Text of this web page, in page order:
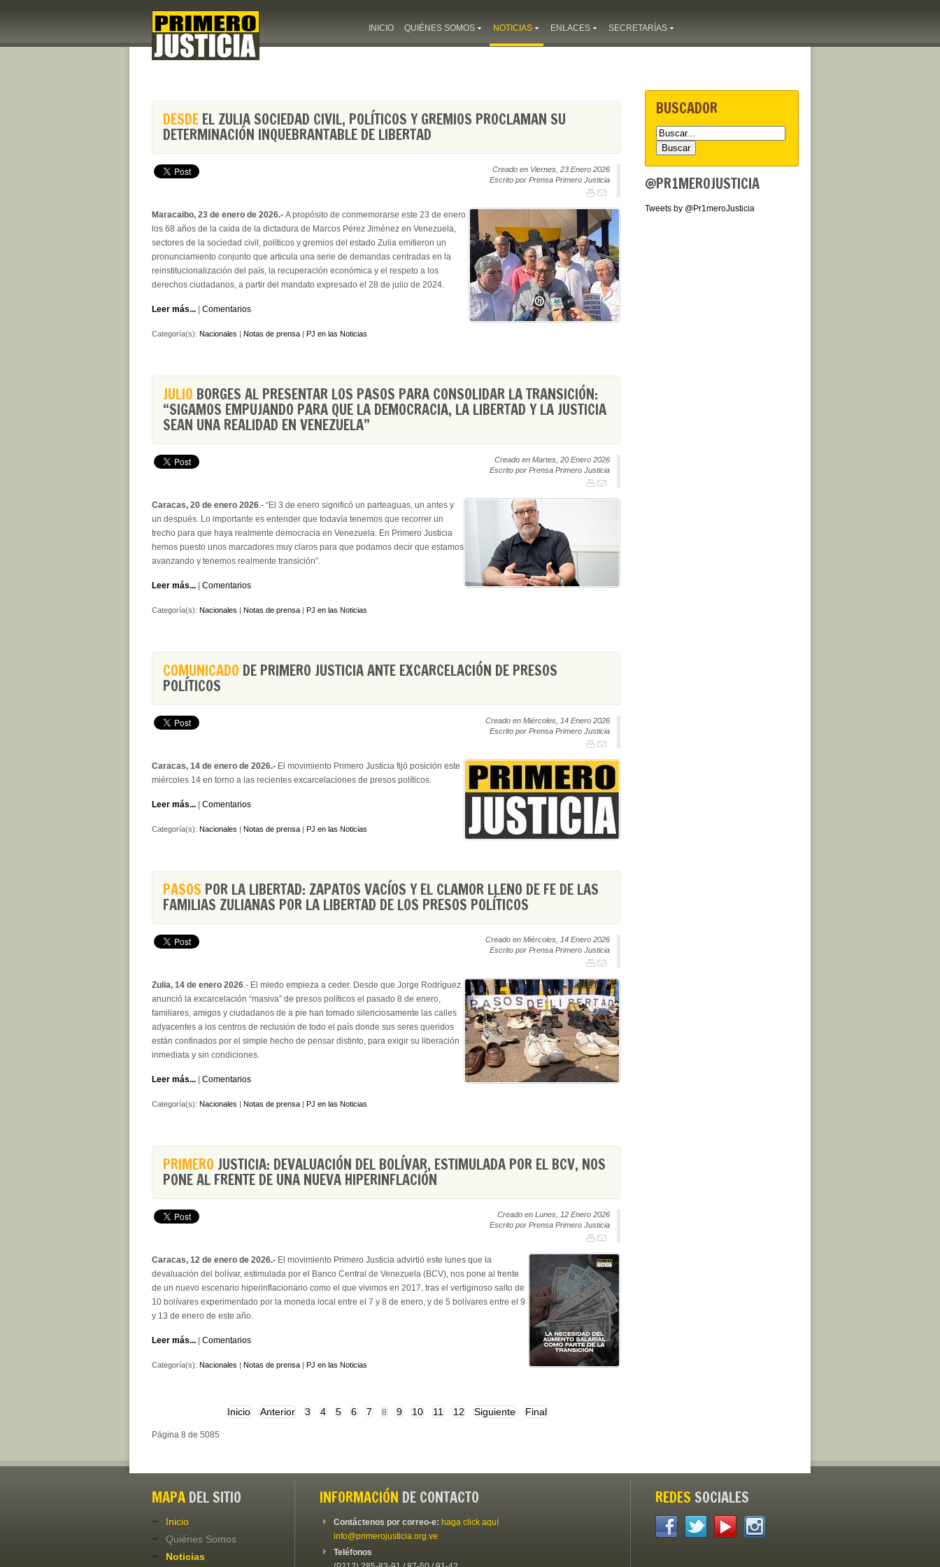
INICIO QUIÉNES SOMOS NOTICIAS ENLACES SECRETARÍAS
DESDE EL ZULIA SOCIEDAD CIVIL, POLÍTICOS Y GREMIOS PROCLAMAN SU
DETERMINACIÓN INQUEBRANTABLE DE LIBERTAD
Creado en Viernes, 23 Enero 2026
Escrito por Prensa Primero Justicia
Maracaibo, 23 de enero de 2026.- A propósito de conmemorarse este 23 de enero
los 68 años de la caída de la dictadura de Marcos Pérez Jiménez en Venezuela,
sectores de la sociedad civil, políticos y gremios del estado Zulia emitieron un
pronunciamiento conjunto que articula una serie de demandas centradas en la
reinstitucionalización del país, la recuperación económica y el respeto a los
derechos ciudadanos, a partir del mandato expresado el 28 de julio de 2024.
Leer más... Comentarios
Categoría(s): Nacionales | Notas de prensa | PJ en las Noticias
JULIO BORGES AL PRESENTAR LOS PASOS PARA CONSOLIDAR LA TRANSICIÓN:
“SIGAMOS EMPUJANDO PARA QUE LA DEMOCRACIA, LA LIBERTAD Y LA JUSTICIA
SEAN UNA REALIDAD EN VENEZUELA”
Creado en Martes, 20 Enero 2026
Escrito por Prensa Primero Justicia
Caracas, 20 de enero 2026.- “El 3 de enero significó un parteaguas, un antes y
un después. Lo importante es entender que todavía tenemos que recorrer un
trecho para que haya realmente democracia en Venezuela. En Primero Justicia
hemos puesto unos marcadores muy claros para que podamos decir que estamos
avanzando y tenemos realmente transición”.
Leer más... Comentarios
Categoría(s): Nacionales | Notas de prensa | PJ en las Noticias
COMUNICADO DE PRIMERO JUSTICIA ANTE EXCARCELACIÓN DE PRESOS
POLÍTICOS
Creado en Miércoles, 14 Enero 2026
Escrito por Prensa Primero Justicia
Caracas, 14 de enero de 2026.- El movimiento Primero Justicia fijó posición este
miércoles 14 en torno a las recientes excarcelaciones de presos políticos.
Leer más... Comentarios
Categoría(s): Nacionales | Notas de prensa | PJ en las Noticias
PASOS POR LA LIBERTAD: ZAPATOS VACÍOS Y EL CLAMOR LLENO DE FE DE LAS
FAMILIAS ZULIANAS POR LA LIBERTAD DE LOS PRESOS POLÍTICOS
Creado en Miércoles, 14 Enero 2026
Escrito por Prensa Primero Justicia
Zulia, 14 de enero 2026.- El miedo empieza a ceder. Desde que Jorge Rodríguez
anunció la excarcelación “masiva” de presos políticos el pasado 8 de enero,
familiares, amigos y ciudadanos de a pie han tomado silenciosamente las calles
adyacentes a los centros de reclusión de todo el país donde sus seres queridos
están confinados por el simple hecho de pensar distinto, para exigir su liberación
inmediata y sin condiciones.
Leer más... Comentarios
Categoría(s): Nacionales | Notas de prensa | PJ en las Noticias
PRIMERO JUSTICIA: DEVALUACIÓN DEL BOLÍVAR, ESTIMULADA POR EL BCV, NOS
PONE AL FRENTE DE UNA NUEVA HIPERINFLACIÓN
Creado en Lunes, 12 Enero 2026
Escrito por Prensa Primero Justicia
Caracas, 12 de enero de 2026.- El movimiento Primero Justicia advirtió este lunes que la
devaluación del bolívar, estimulada por el Banco Central de Venezuela (BCV), nos pone al frente
de un nuevo escenario hiperinflacionario como el que vivimos en 2017, tras el vertiginoso salto de
10 bolívares experimentado por la moneda local entre el 7 y 8 de enero, y de 5 bolívares entre el 9
y 13 de enero de este año.
Leer más... Comentarios
Categoría(s): Nacionales | Notas de prensa | PJ en las Noticias
Inicio Anterior 3 4 5 6 7 8 9 10 11 12 Siguiente Final
Página 8 de 5085
BUSCADOR
@PR1MEROJUSTICIA
Tweets by @Pr1meroJusticia
MAPA DEL SITIO
Inicio
Quiénes Somos
Noticias
INFORMACIÓN DE CONTACTO
Contáctenos por correo-e: haga click aquí
info@primerojusticia.org.ve
Teléfonos
REDES SOCIALES